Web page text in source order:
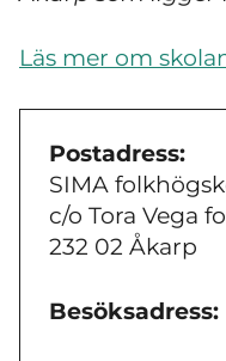
Läs mer om
Postadress:
SIMA
c/o Tora Vega
232 02 Åkarp
Besöksadress: